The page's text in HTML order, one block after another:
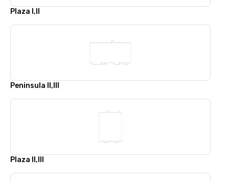
Plaza I,II
Peninsula II,III
Plaza II,III